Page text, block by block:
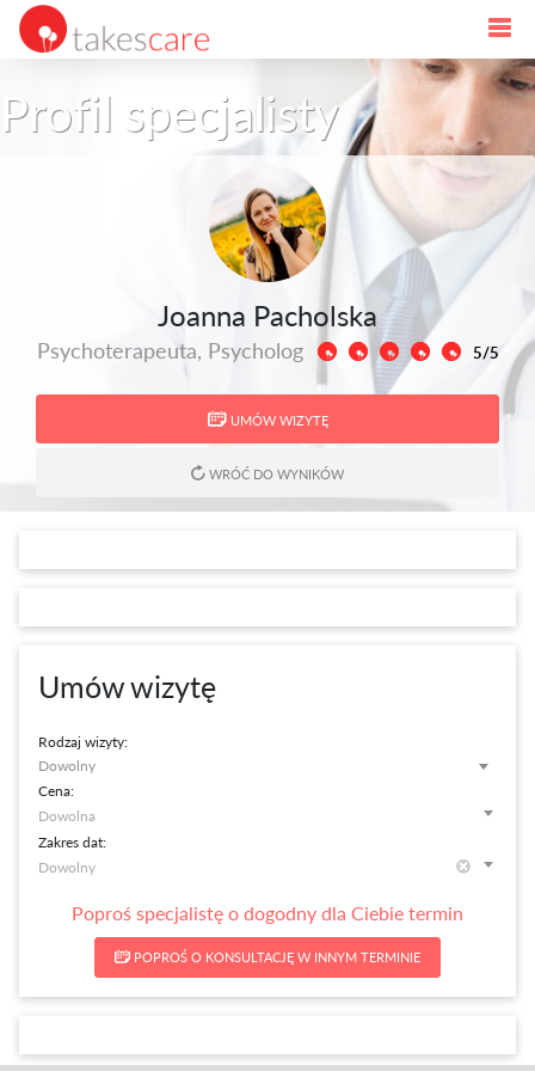
Profil specjalisty
Joanna Pacholska
Psychoterapeuta, Psycholog 5/5
UMÓW WIZYTĘ
WRÓĆ DO WYNIKÓW
Umów wizytę
Rodzaj wizyty:
Dowolny
Cena:
Zakres dat:
Poproś specjalistę o dogodny dla Ciebie termin
POPROŚ O KONSULTACJĘ W INNYM TERMINIE